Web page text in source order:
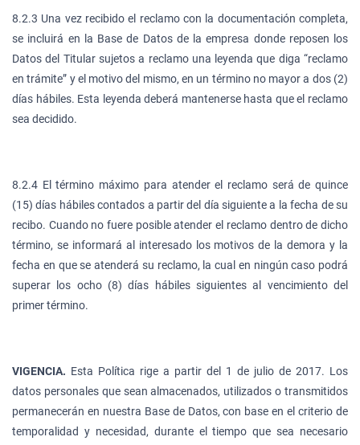
8.2.3 Una vez recibido el reclamo con la documentación completa,
se incluirá en la Base de Datos de la empresa donde reposen los
Datos del Titular sujetos a reclamo una leyenda que diga “reclamo
en trámite” y el motivo del mismo, en un término no mayor a dos (2)
días hábiles. Esta leyenda deberá mantenerse hasta que el reclamo
sea decidido.
8.2.4 El término máximo para atender el reclamo será de quince
(15) días hábiles contados a partir del día siguiente a la fecha de su
recibo. Cuando no fuere posible atender el reclamo dentro de dicho
término, se informará al interesado los motivos de la demora y la
fecha en que se atenderá su reclamo, la cual en ningún caso podrá
superar los ocho (8) días hábiles siguientes al vencimiento del
primer término.
VIGENCIA. Esta Política rige a partir del 1 de julio de 2017. Los
datos personales que sean almacenados, utilizados o transmitidos
permanecerán en nuestra Base de Datos, con base en el criterio de
temporalidad y necesidad, durante el tiempo que sea necesario